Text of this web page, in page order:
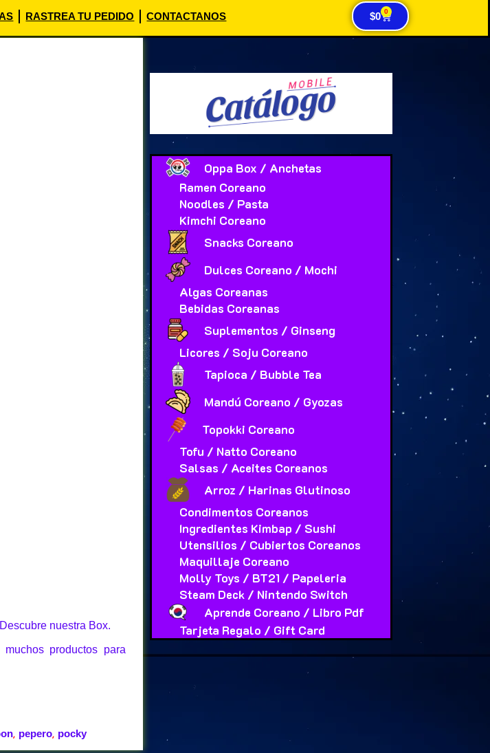
RASTREA TU PEDIDO CONTACTANOS $0 0
nuestra Box.
productos para
, pepero, pocky
Oppa Box / Anchetas
Ramen Coreano
Noodles / Pasta
Kimchi Coreano
Snacks Coreano
Dulces Coreano / Mochi
Algas Coreanas
Bebidas Coreanas
Suplementos / Ginseng
Licores / Soju Coreano
Tapioca / Bubble Tea
Mandú Coreano / Gyozas
Topokki Coreano
Tofu / Natto Coreano
Salsas / Aceites Coreanos
Arroz / Harinas Glutinoso
Condimentos Coreanos
Ingredientes Kimbap / Sushi
Utensilios / Cubiertos Coreanos
Maquillaje Coreano
Molly Toys / BT21 / Papeleria
Steam Deck / Nintendo Switch
Aprende Coreano / Libro Pdf
Tarjeta Regalo / Gift Card